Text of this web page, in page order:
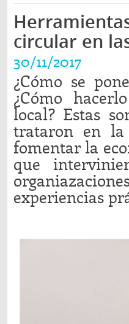
circular en
30/11/2017
¿Cómo se
¿Cómo
local? Estas
trataron en la
fomentar la
que
experiencias